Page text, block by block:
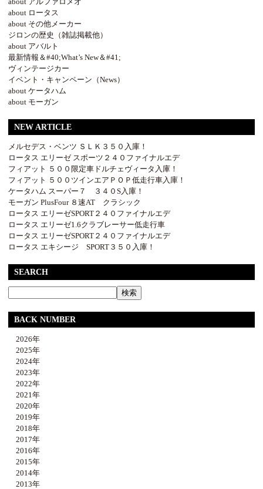
about ロータス
about その他メーカー
ジロンの歴史（雑誌掲載他）
about アバルト
最新情報＆#40;What’s New＆#41;
ヴィンテージカー
イベント・キャンペーン（News）
about ケータハム
about モーガン
NEW ARTICLE
メルセデス・ベンツ ＳＬＫ３５０入庫！
ロータス エリーゼ スポーツ２４０ファイナルエデ
フィアット ５００限定車ドルチェヴィータ入庫！
フィアット ５００ツインエアＰＯＰ低走行車入庫！
ケータハム スーパー７ ３４０S入庫！
モーガン PlusFour ８速AT クラシック
ロータス エリーゼSPORT２４０ファイナルエデ
ロータス エリーゼ1.6クラブレーサー低走行車
ロータス エリーゼSPORT２４０ファイナルエデ
ロータス エキシージ SPORT３５０入庫！
SEARCH
BACK NUMBER
2026年
2025年
2024年
2023年
2022年
2021年
2020年
2019年
2018年
2017年
2016年
2015年
2014年
2013年